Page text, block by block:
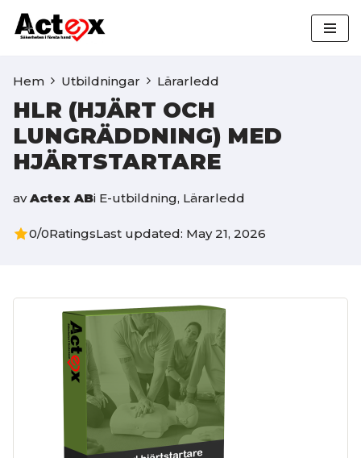
Hoppa
innehåll
Hem Utbildningar Lärarledd
HLR (HJÄRT OCH
LUNGRÄDDNING) MED
HJÄRTSTARTARE
av Actex ABi E-utbildning, Lärarledd
0/0RatingsLast updated: May 21, 2026